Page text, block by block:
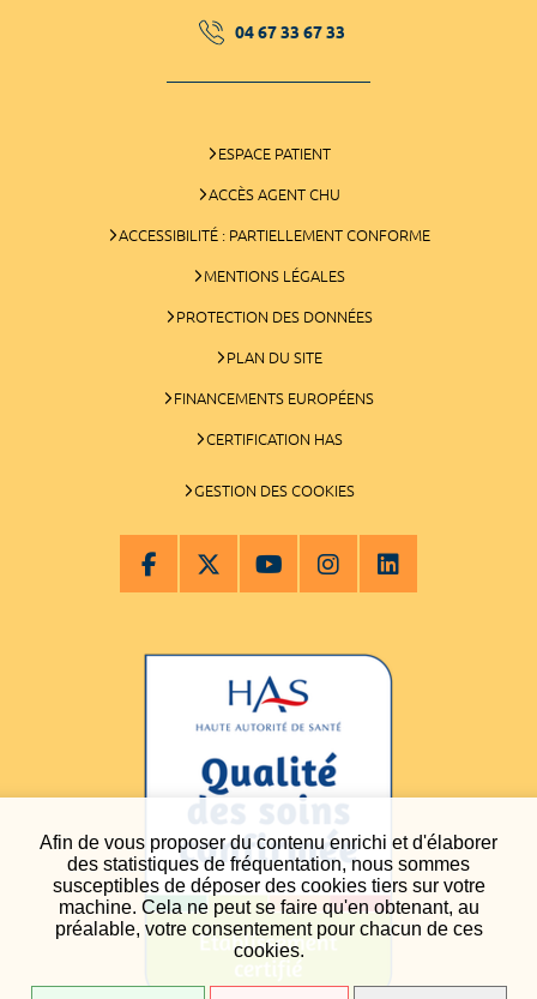
Afin de vous proposer du contenu enrichi et d'élaborer
des statistiques de fréquentation, nous sommes
susceptibles de déposer des cookies tiers sur votre
machine. Cela ne peut se faire qu'en obtenant, au
préalable, votre consentement pour chacun de ces
cookies.
04 67 33 67 33
ESPACE PATIENT
ACCÈS AGENT CHU
ACCESSIBILITÉ : PARTIELLEMENT CONFORME
MENTIONS LÉGALES
PROTECTION DES DONNÉES
PLAN DU SITE
FINANCEMENTS EUROPÉENS
CERTIFICATION HAS
GESTION DES COOKIES